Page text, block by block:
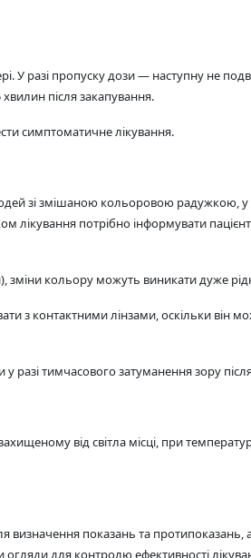
У разі пропуску дози — наступну не
після закапування.
симптоматичне лікування.
зі змішаною кольоровою радужкою, у
потрібно інформувати
кольору можуть виникати дуже
з контактними лінзами, оскільки він
тимчасового затуманення зору
від світла місці, при
показань та протипоказань,
для контролю ефективності